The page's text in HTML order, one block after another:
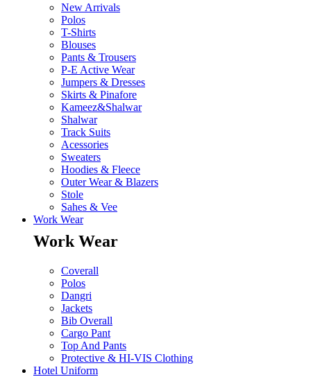
New Arrivals
Polos
T-Shirts
Blouses
Pants & Trousers
P-E Active Wear
Jumpers & Dresses
Skirts & Pinafore
Kameez&Shalwar
Shalwar
Track Suits
Acessories
Sweaters
Hoodies & Fleece
Outer Wear & Blazers
Stole
Sahes & Vee
Work Wear
Work Wear
Coverall
Polos
Dangri
Jackets
Bib Overall
Cargo Pant
Top And Pants
Protective & HI-VIS Clothing
Hotel Uniform